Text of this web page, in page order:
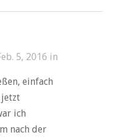
5, 2016 in
einfach
jetzt
ich
nach der